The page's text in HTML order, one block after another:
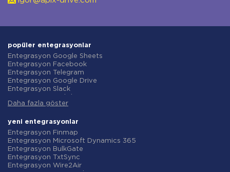
popüler entegrasyonlar
Entegrasyon Google Sheets
Entegrasyon Facebook
Entegrasyon Telegram
Entegrasyon Google Drive
Entegrasyon Slack
Entegrasyon Gmail
Entegrasyon ClickUp
Entegrasyon Airtable
Entegrasyon Google Contacts
Entegrasyon OpenAI (ChatGPT)
Entegrasyon Instagram
Entegrasyon ActiveCampaign
Daha fazla göster
yeni entegrasyonlar
Entegrasyon Finmap
Entegrasyon Microsoft Dynamics 365
Entegrasyon BulkGate
Entegrasyon TxtSync
Entegrasyon Wire2Air